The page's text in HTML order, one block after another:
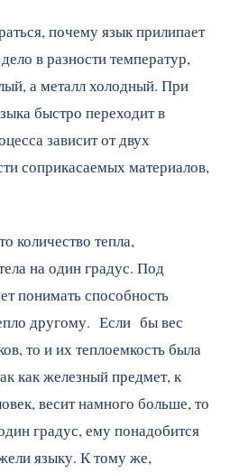
почему язык прилипает
в разности температур,
а металл холодный. При
быстро переходит в
зависит от двух
соприкасаемых материалов,
количество тепла,
на один градус. Под
понимать способность
другому. Если бы вес
то и их теплоемкость была
как железный предмет, к
весит намного больше, то
градус, ему понадобится
языку. К тому же,